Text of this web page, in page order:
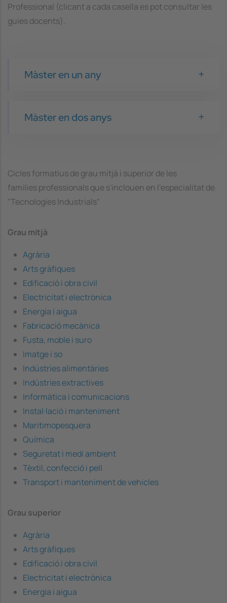
Professional (clicant a cada casella es pot consultar les
guies docents).
Màster en un any
Màster en dos anys
Cicles formatius de grau mitjà i superior de les
families professionals que s'inclouen en l'especialitat de
"Tecnologies Industrials"
Grau mitjà
Agrària
Arts gràfiques
Edificació i obra civil
Electricitat i electrònica
Energia i aigua
Fabricació mecànica
Fusta, moble i suro
Imatge i so
Indústries alimentàries
Indústries extractives
Informàtica i comunicacions
Instal·lació i manteniment
Maritimopesquera
Química
Seguretat i medi ambient
Tèxtil, confecció i pell
Transport i manteniment de vehicles
Grau superior
Agrària
Arts gràfiques
Edificació i obra civil
Electricitat i electrònica
Energia i aigua